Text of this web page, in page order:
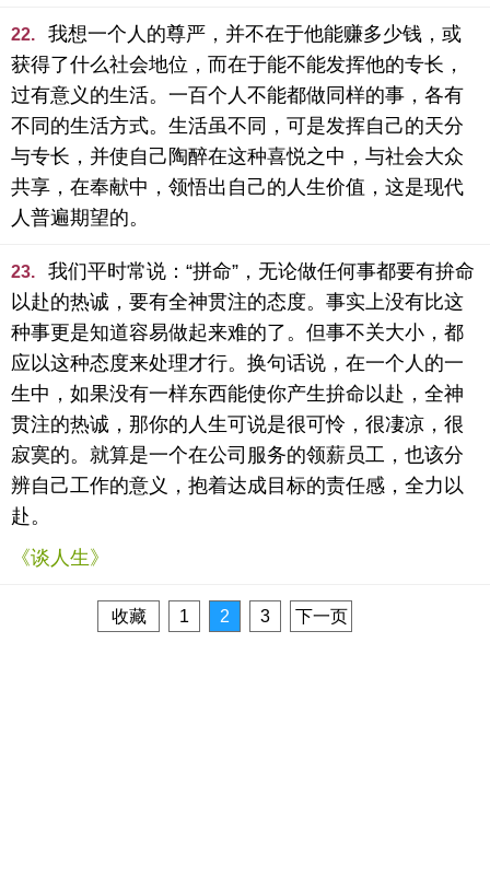
22.
我想一个人的尊严，并不在于他能赚多少钱，或
获得了什么社会地位，而在于能不能发挥他的专长，
过有意义的生活。一百个人不能都做同样的事，各有
不同的生活方式。生活虽不同，可是发挥自己的天分
与专长，并使自己陶醉在这种喜悦之中，与社会大众
共享，在奉献中，领悟出自己的人生价值，这是现代
人普遍期望的。
23.
我们平时常说：“拼命”，无论做任何事都要有拚命
以赴的热诚，要有全神贯注的态度。事实上没有比这
种事更是知道容易做起来难的了。但事不关大小，都
应以这种态度来处理才行。换句话说，在一个人的一
生中，如果没有一样东西能使你产生拚命以赴，全神
贯注的热诚，那你的人生可说是很可怜，很凄凉，很
寂寞的。就算是一个在公司服务的领薪员工，也该分
辨自己工作的意义，抱着达成目标的责任感，全力以
赴。
《谈人生》
收藏 1 2 3 下一页